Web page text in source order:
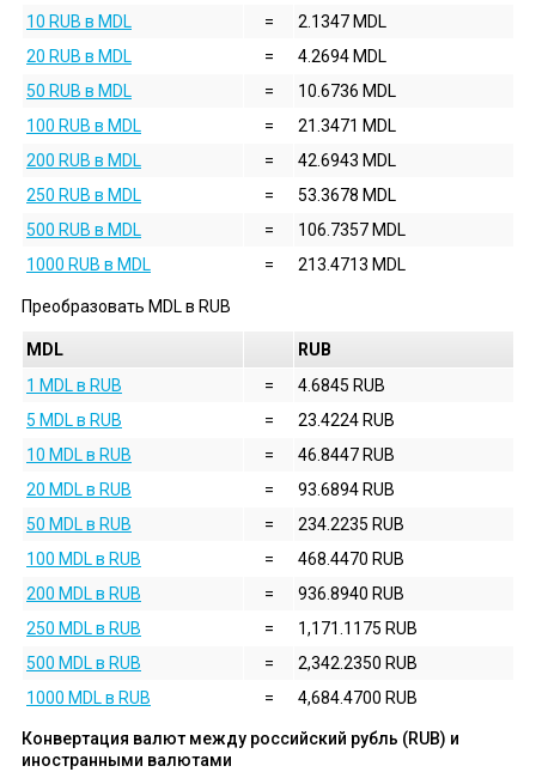
10 RUB в MDL
=
2.1347 MDL
20 RUB в MDL
=
4.2694 MDL
50 RUB в MDL
=
10.6736 MDL
100 RUB в MDL
=
21.3471 MDL
200 RUB в MDL
=
42.6943 MDL
250 RUB в MDL
=
53.3678 MDL
500 RUB в MDL
=
106.7357 MDL
1000 RUB в MDL
= 213.4713 MDL
Преобразовать MDL в RUB
MDL
RUB
1 MDL в RUB
=
4.6845 RUB
5 MDL в RUB
=
23.4224 RUB
10 MDL в RUB
=
46.8447 RUB
20 MDL в RUB
=
93.6894 RUB
50 MDL в RUB
=
234.2235 RUB
100 MDL в RUB
=
468.4470 RUB
200 MDL в RUB
=
936.8940 RUB
250 MDL в RUB
=
1,171.1175 RUB
500 MDL в RUB
=
2,342.2350 RUB
1000 MDL в RUB
= 4,684.4700 RUB
Конвертация валют между российский рубль (RUB) и
иностранными валютами